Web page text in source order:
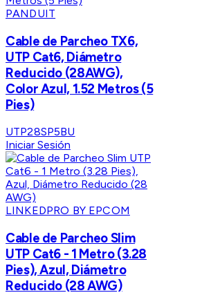
PANDUIT
Cable de Parcheo TX6,
UTP Cat6, Diámetro
Reducido (28AWG),
Color Azul, 1.52 Metros (5
Pies)
UTP28SP5BU
Iniciar Sesión
LINKEDPRO BY EPCOM
Cable de Parcheo Slim
UTP Cat6 - 1 Metro (3.28
Pies), Azul, Diámetro
Reducido (28 AWG)